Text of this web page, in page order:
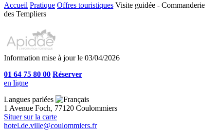
Accueil Pratique Offres touristiques Visite guidée - Commanderie
des Templiers
Information mise à jour le 03/04/2026
01 64 75 80 00 Réserver
en ligne
Langues parlées
1 Avenue Foch, 77120 Coulommiers
Situer sur la carte
hotel.de.ville@coulommiers.fr